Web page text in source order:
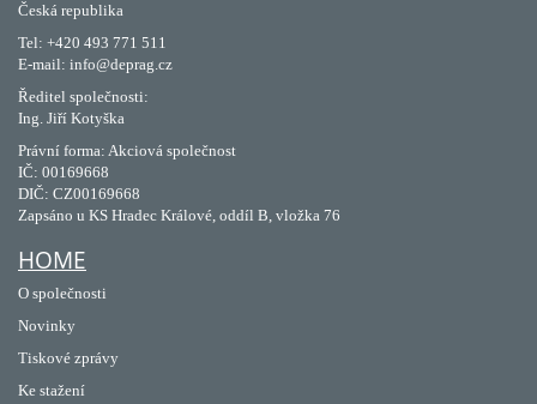
Česká republika
Tel: +420 493 771 511
E-mail: info@deprag.cz
Ředitel společnosti:
Ing. Jiří Kotyška
Právní forma: Akciová společnost
IČ: 00169668
DIČ: CZ00169668
Zapsáno u KS Hradec Králové, oddíl B, vložka 76
HOME
O společnosti
Novinky
Tiskové zprávy
Ke stažení